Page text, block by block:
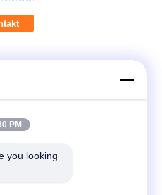
PM
you looking